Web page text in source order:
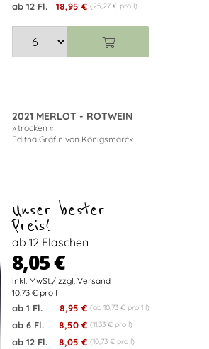
ab 12 Fl. 18,95 € (25,27 € pro l)
2021 MERLOT - ROTWEIN
» trocken «
Editha Gräfin von Königsmarck
Unser bester
Preis!
ab 12 Flaschen
8,05 €
10.73 € pro l
ab 1 Fl. 8,95 € (ab 10,73 € pro 1 l)
ab 6 Fl. 8,50 € (11,33 € pro l)
ab 12 Fl. 8,05 € (10,73 € pro l)